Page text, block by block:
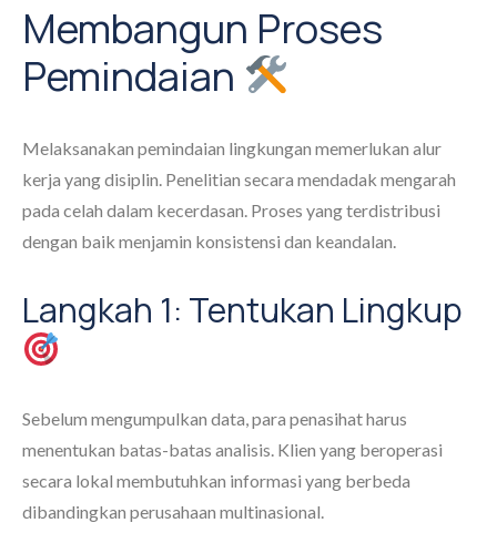
Membangun Proses
Pemindaian
Melaksanakan pemindaian lingkungan memerlukan alur
kerja yang disiplin. Penelitian secara mendadak mengarah
pada celah dalam kecerdasan. Proses yang terdistribusi
dengan baik menjamin konsistensi dan keandalan.
Langkah 1: Tentukan Lingkup
Sebelum mengumpulkan data, para penasihat harus
menentukan batas-batas analisis. Klien yang beroperasi
secara lokal membutuhkan informasi yang berbeda
dibandingkan perusahaan multinasional.